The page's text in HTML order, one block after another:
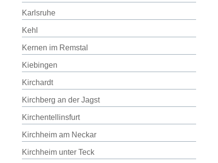
Karlsruhe
Kehl
Kernen im Remstal
Kiebingen
Kirchardt
Kirchberg an der Jagst
Kirchentellinsfurt
Kirchheim am Neckar
Kirchheim unter Teck